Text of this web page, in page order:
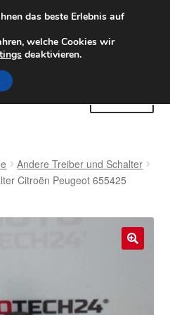
ab 6 EUR
Versand
Mo-Fr 9-16 Uhr
Andere Treiber und Schalter
Citroën Peugeot 655425
das beste Erlebnis auf
welche Cookies wir
deaktivieren.